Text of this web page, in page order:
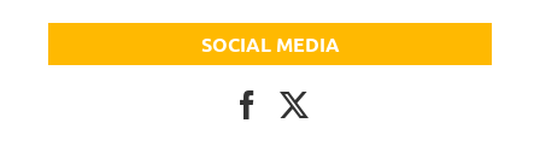
SOCIAL MEDIA